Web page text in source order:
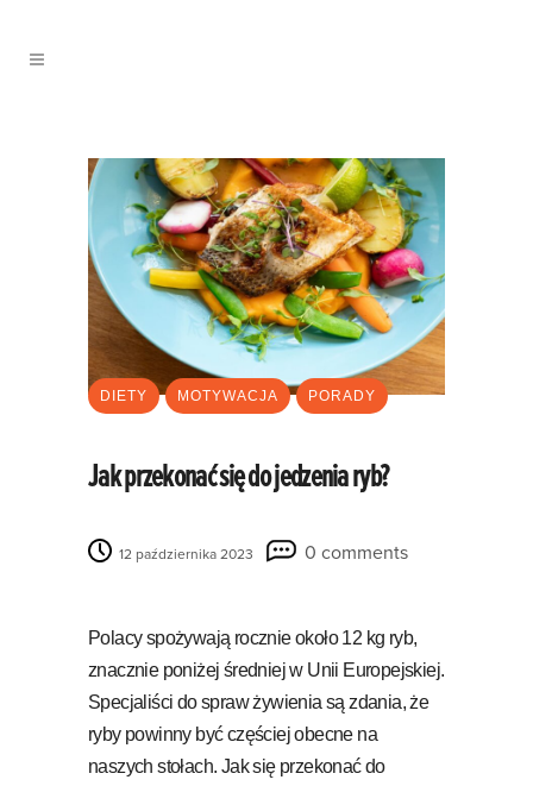
DIETY MOTYWACJA PORADY
Jak przekonać się do jedzenia ryb?
12 października 2023 0 comments
Polacy spożywają rocznie około 12 kg ryb,
znacznie poniżej średniej w Unii Europejskiej.
Specjaliści do spraw żywienia są zdania, że
ryby powinny być częściej obecne na
naszych stołach. Jak się przekonać do